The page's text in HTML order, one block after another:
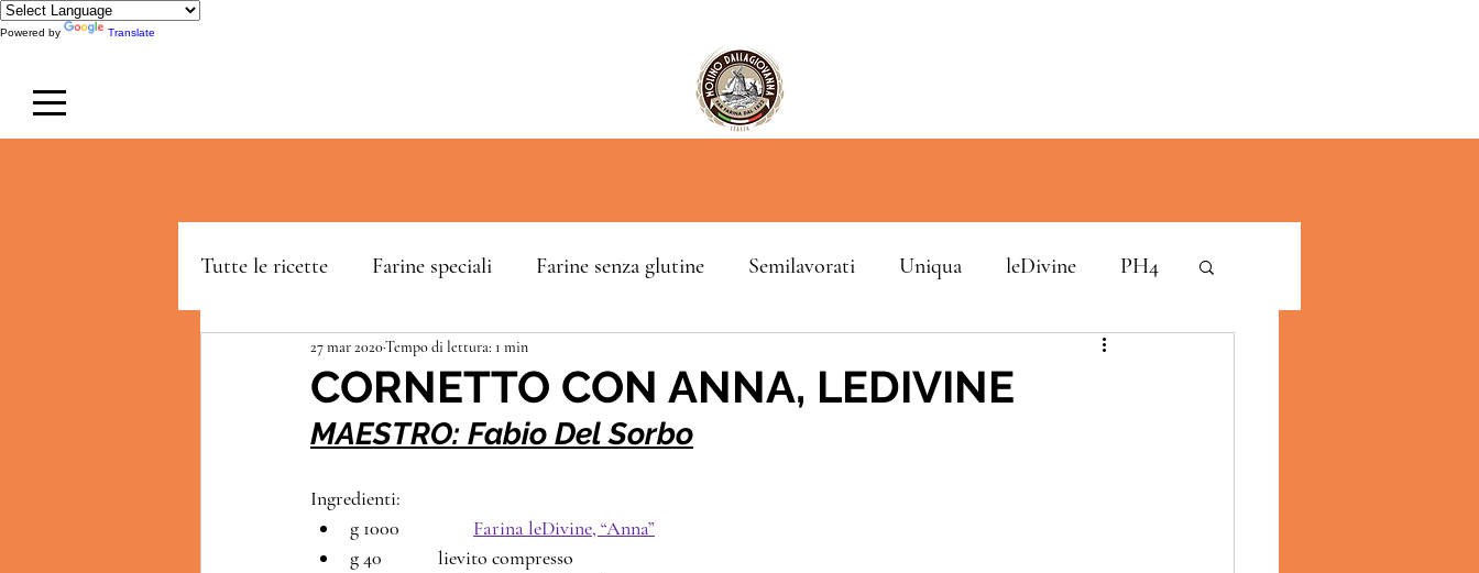
Powered by Translate
Tutte le ricette Farine speciali Farine senza glutine Semilavorati Uniqua leDivine PH4
LeDolcissime Blackery
CORNETTO CON ANNA, LEDIVINE
27 mar 2020Tempo di lettura: 1 min
MAESTRO: Fabio Del Sorbo
Ingredienti:
Farina leDivine, “Anna”
g 40 		lievito compresso